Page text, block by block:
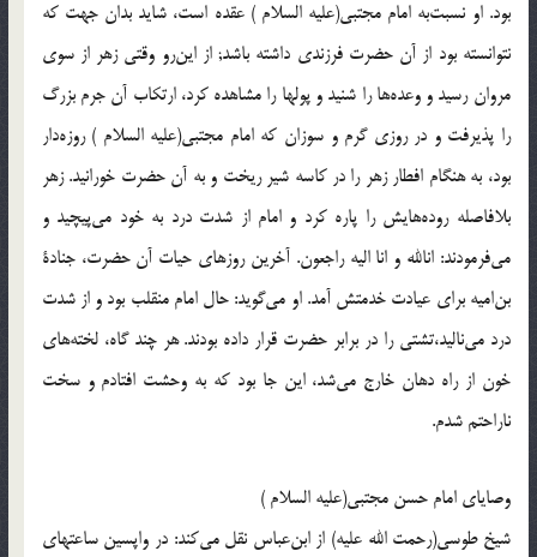
بود. او نسبت‌به امام مجتبى(علیه السلام )‌ عقده است، شايد بدان جهت كه
نتوانسته بود از آن حضرت فرزندى داشته باشد; از اين‌رو وقتى زهر از سوى
مروان رسيد و وعده‌ها را شنيد و پولها را مشاهده كرد، ارتكاب آن جرم بزرگ
را پذيرفت و در روزى گرم و سوزان كه امام مجتبى(علیه السلام )‌ روزه‌دار
بود، به هنگام افطار زهر را در كاسه شير ريخت و به آن حضرت خورانيد. زهر
بلافاصله روده‌هايش را پاره كرد و امام از شدت درد به خود مى‌پيچيد و
مى‌فرمودند: انالله و انا اليه راجعون. آخرين روزهاى حيات آن حضرت، جنادة
بن‌اميه براى عيادت خدمتش آمد. او مى‌گويد: حال امام منقلب بود و از شدت
درد مى‌ناليد،تشتى را در برابر حضرت قرار داده بودند. هر چند گاه، لخته‌هاى
خون از راه دهان خارج مى‌شد، اين جا بود كه به وحشت افتادم و سخت
ناراحتم شدم.
وصاياى امام حسن مجتبى(علیه السلام )‌
شيخ طوسى(رحمت الله علیه) از ابن‌عباس نقل مى‌كند: در واپسين ساعتهاى